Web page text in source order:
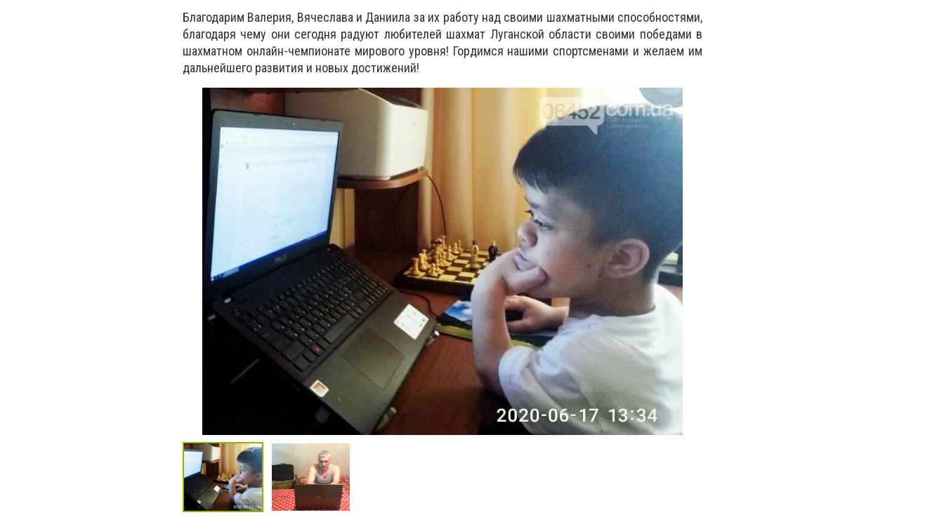
Благодарим Валерия, Вячеслава и Даниила за их работу над своими шахматными способностями,
благодаря чему они сегодня радуют любителей шахмат Луганской области своими победами в
шахматном онлайн-чемпионате мирового уровня! Гордимся нашими спортсменами и желаем им
дальнейшего развития и новых достижений!